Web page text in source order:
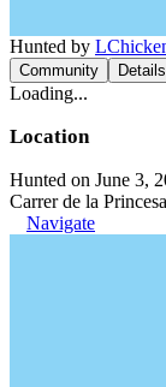
Hunted by
Community Details
Loading...
Location
Hunted on June 3,
Carrer de la
Navigate